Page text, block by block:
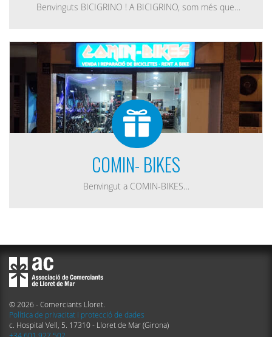
Benvinguts BICIGRINO ! A BICIGRINO, som més que…
COMIN- BIKES
Benvingut a COMIN-BIKES…
© 2026 - Comerciants Lloret.
Política de privacitat i protecció de dades
c. Hospital Vell, 5. 17310 - Lloret de Mar (Girona)